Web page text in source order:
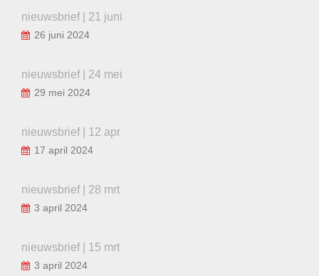
nieuwsbrief | 21 juni
26 juni 2024
nieuwsbrief | 24 mei
29 mei 2024
nieuwsbrief | 12 apr
17 april 2024
nieuwsbrief | 28 mrt
3 april 2024
nieuwsbrief | 15 mrt
3 april 2024